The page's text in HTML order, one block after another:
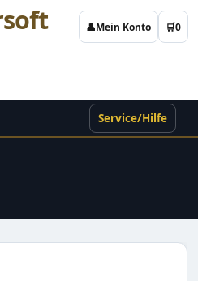
👤Mein Konto 🛒0
Service/Hilfe